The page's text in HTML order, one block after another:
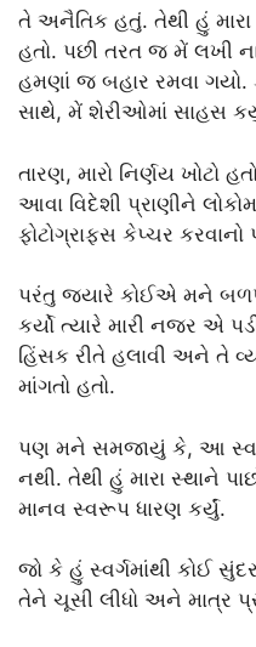
તે અનૈતિક હતું. તેથી હું મારા
હતો. પછી તરત જ મેં લખી
હમણાં જ બહાર રમવા
સાથે, મેં શેરીઓમાં સાહસ
તારણ, મારો નિર્ણય ખોટો
આવા વિદેશી પ્રાણીને
ફોટોગ્રાફ્સ કેપ્ચર કરવાનો
પરંતુ જ્યારે કોઈએ મને
કર્યો ત્યારે મારી નજર એ
હિંસક રીતે હલાવી અને તે
માંગતો હતો.
પણ મને સમજાયું કે, આ
નથી. તેથી હું મારા સ્થાને
માનવ સ્વરૂપ ધારણ કર્યું.
જો કે હું સ્વર્ગમાંથી કોઈ
તેને ચૂસી લીધો અને માત્ર